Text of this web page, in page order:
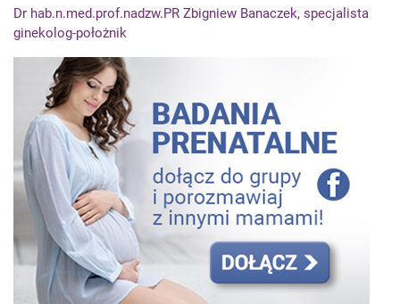
Dr hab.n.med.prof.nadzw.PR Zbigniew Banaczek, specjalista
ginekolog-położnik